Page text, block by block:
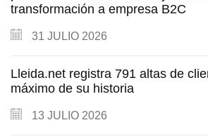
transformación a empresa B2C
31 JULIO 2026
Lleida.net registra 791 altas de
máximo de su historia
13 JULIO 2026